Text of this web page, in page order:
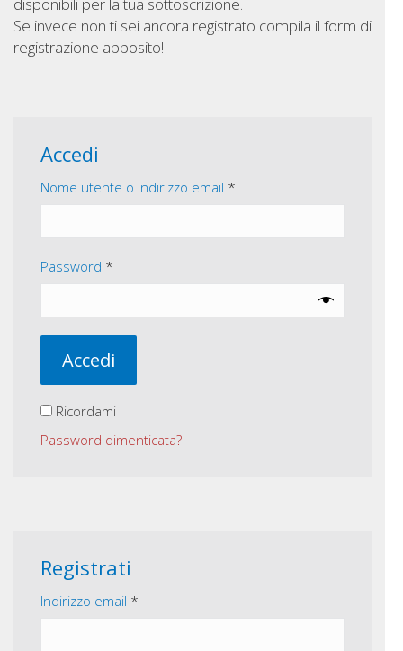
Se invece non ti sei ancora registrato compila il form di
registrazione apposito!
Accedi
Nome utente o indirizzo email *
Password *
Accedi
Ricordami
Password dimenticata?
Registrati
Indirizzo email *